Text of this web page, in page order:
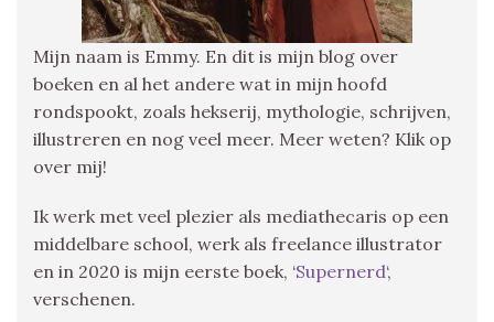
Mijn naam is Emmy. En dit is mijn blog over
boeken en al het andere wat in mijn hoofd
rondspookt, zoals hekserij, mythologie, schrijven,
illustreren en nog veel meer. Meer weten? Klik op
over mij!
Ik werk met veel plezier als mediathecaris op een
middelbare school, werk als freelance illustrator
en in 2020 is mijn eerste boek, ‘Supernerd‘,
verschenen.